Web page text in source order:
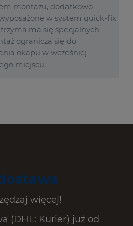
montażu, dodatkowo
w system quick-fix
ma się specjalnych
ogranicza się do
okapu w wcześniej
miejscu.
więcej!
(DHL: Kurier) już od